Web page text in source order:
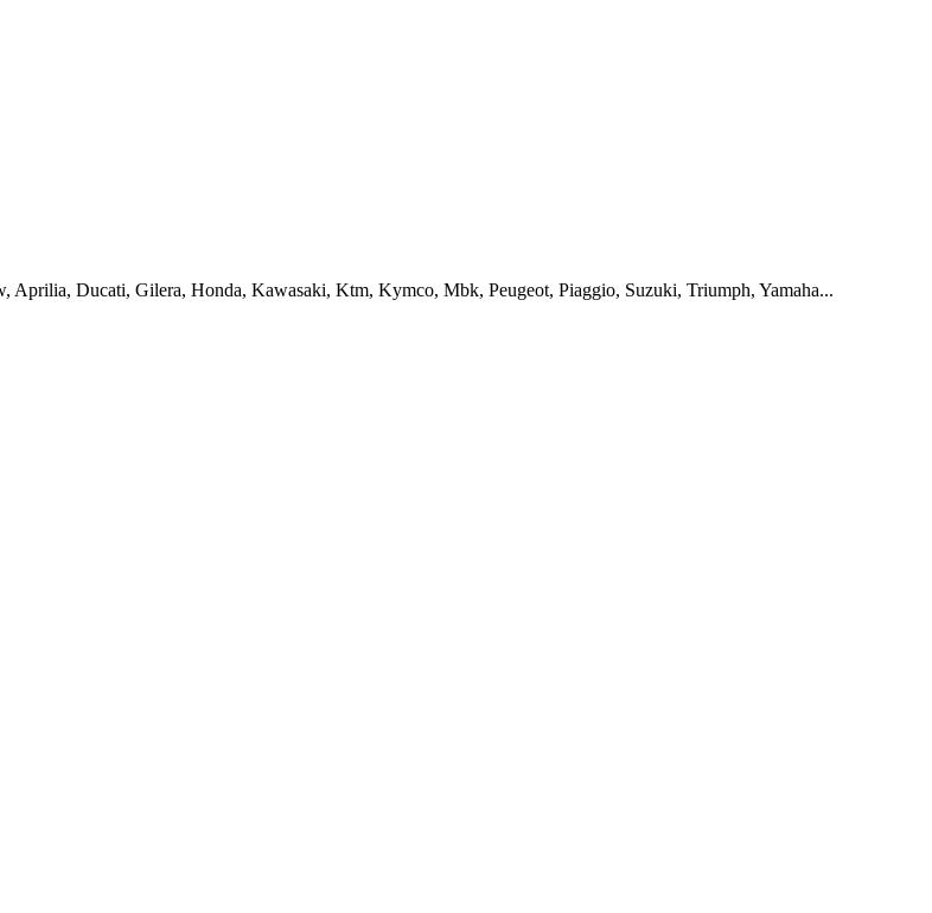
Aprilia, Ducati, Gilera, Honda, Kawasaki, Ktm, Kymco, Mbk, Peugeot, Piaggio, Suzuki, Triumph, Yamaha...